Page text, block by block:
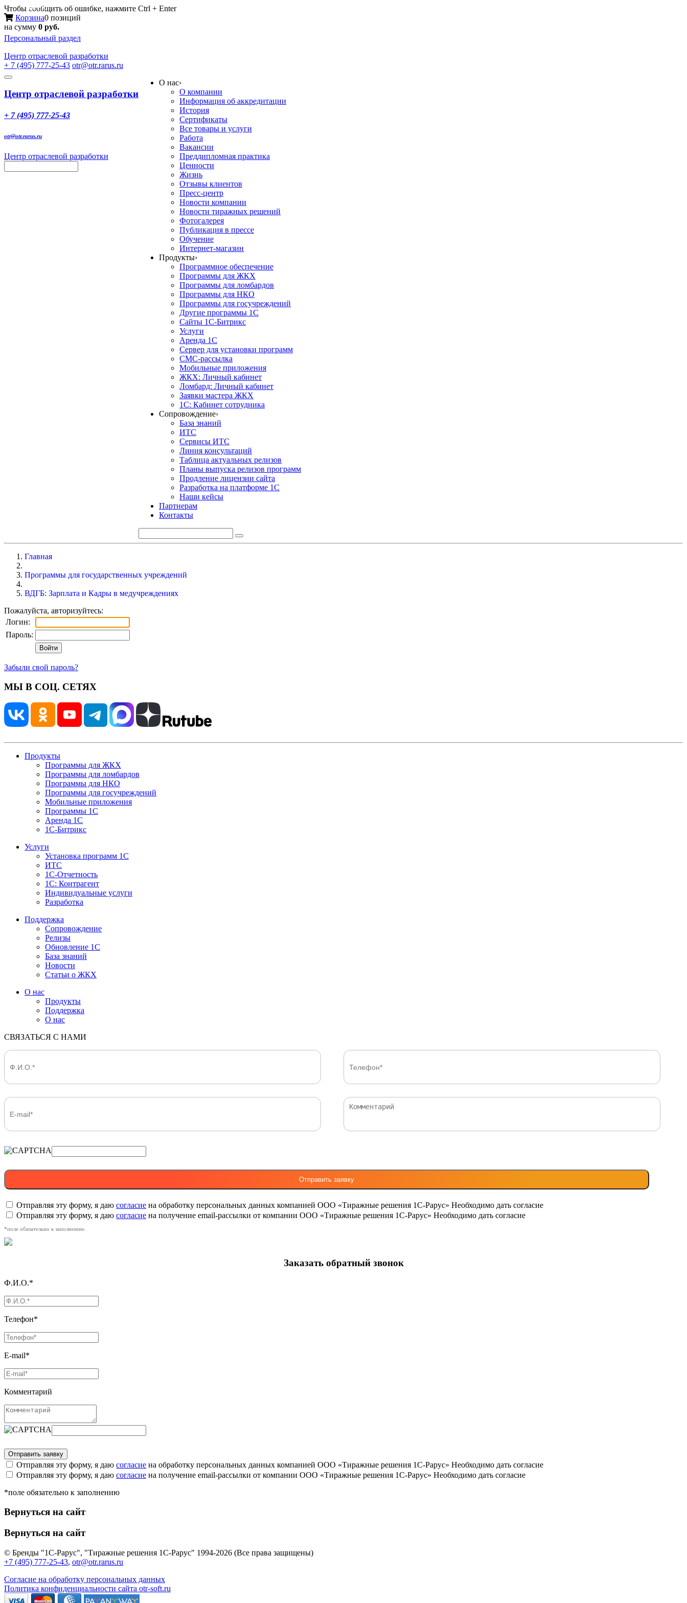
Чтобы сообщить об ошибке, нажмите Ctrl + Enter
Корзина0 позиций
на сумму 0 руб.
Персональный раздел
Центр отраслевой разработки
+ 7 (495) 777-25-43 otr@otr.rarus.ru
Toggle
Меню
Центр отраслевой разработки
+ 7 (495) 777-25-43
otr@otr.rarus.ru
Центр отраслевой разработки
О нас›
О компании
Информация об аккредитации
История
Сертификаты
Все товары и услуги
Работа
Вакансии
Преддипломная практика
Ценности
Жизнь
Отзывы клиентов
Пресс-центр
Новости компании
Новости тиражных решений
Фотогалерея
Публикация в прессе
Обучение
Интернет-магазин
Продукты›
Программное обеспечение
Программы для ЖКХ
Программы для ломбардов
Программы для НКО
Программы для госучреждений
Другие программы 1С
Сайты 1С-Битрикс
Услуги
Аренда 1С
Сервер для установки программ
СМС-рассылка
Мобильные приложения
ЖКХ: Личный кабинет
Ломбард: Личный кабинет
Заявки мастера ЖКХ
1С: Кабинет сотрудника
Сопровождение›
База знаний
ИТС
Сервисы ИТС
Линия консультаций
Таблица актуальных релизов
Планы выпуска релизов программ
Продление лицензии сайта
Разработка на платформе 1С
Наши кейсы
Партнерам
Контакты
Главная
Программы для государственных учреждений
ВДГБ: Зарплата и Кадры в медучреждениях
Пожалуйста, авторизуйтесь:
Логин:
Пароль:
Забыли свой пароль?
МЫ В СОЦ. СЕТЯХ
Продукты
Программы для ЖКХ
Программы для ломбардов
Программы для НКО
Программы для госучреждений
Мобильные приложения
Программы 1С
Аренда 1С
1С-Битрикс
Услуги
Установка программ 1С
ИТС
1С-Отчетность
1С: Контрагент
Индивидуальные услуги
Разработка
Поддержка
Сопровождение
Релизы
Обновление 1С
База знаний
Новости
Статьи о ЖКХ
О нас
Продукты
Поддержка
О нас
СВЯЗАТЬСЯ С НАМИ
Отправляя эту форму, я даю согласие на обработку персональных данных компанией ООО «Тиражные решения 1С-Рарус» Необходимо дать согласие
Отправляя эту форму, я даю согласие на получение email-рассылки от компании ООО «Тиражные решения 1С-Рарус» Необходимо дать согласие
*поле обязательно к заполнению
Заказать обратный звонок
Ф.И.О.*
Телефон*
E-mail*
Комментарий
Отправляя эту форму, я даю согласие на обработку персональных данных компанией ООО «Тиражные решения 1С-Рарус» Необходимо дать согласие
Отправляя эту форму, я даю согласие на получение email-рассылки от компании ООО «Тиражные решения 1С-Рарус» Необходимо дать согласие
*поле обязательно к заполнению
Вернуться на сайт
Вернуться на сайт
© Бренды "1С-Рарус", "Тиражные решения 1С-Рарус" 1994-2026 (Все права защищены)
+7 (495) 777-25-43, otr@otr.rarus.ru
Согласие на обработку персональных данных
Политика конфиденциальности сайта otr-soft.ru